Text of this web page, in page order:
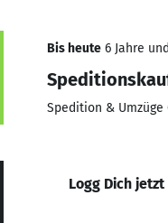
Bis heute 6 Jahre
Spedition & Umzüge
Logg Dich